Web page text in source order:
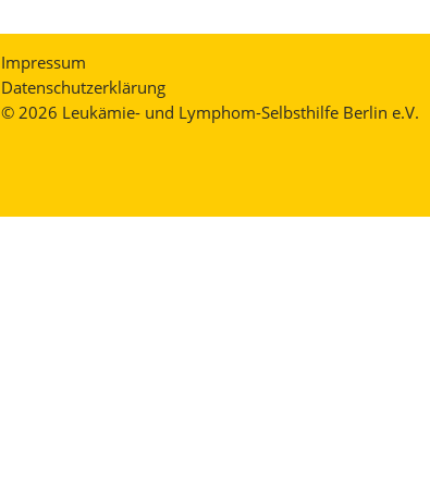
Impressum
Datenschutzerklärung
© 2026 Leukämie- und Lymphom-Selbsthilfe Berlin e.V.